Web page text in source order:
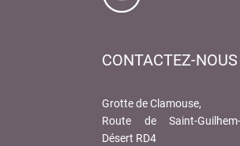
CONTACTEZ-NOUS
Grotte de Clamouse,
Route de Saint-
Désert RD4